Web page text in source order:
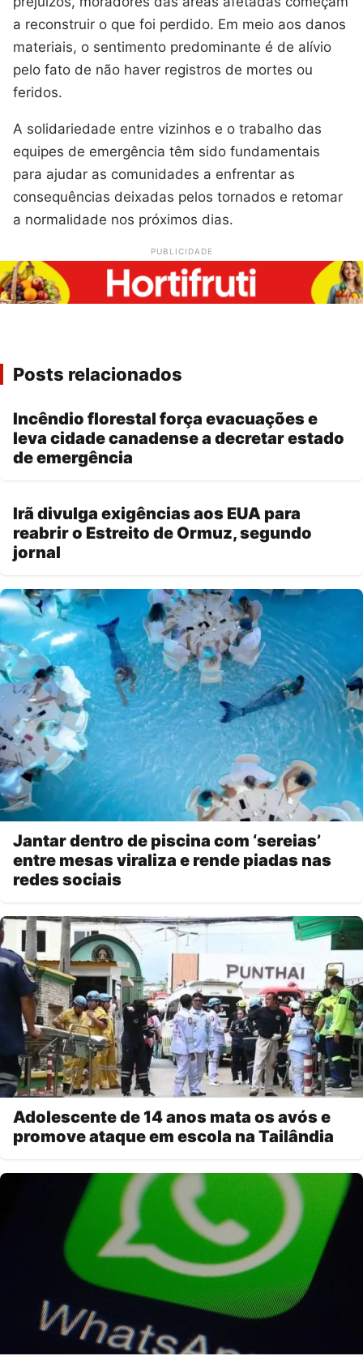
a reconstruir o que foi perdido. Em meio aos danos
materiais, o sentimento predominante é de alívio
pelo fato de não haver registros de mortes ou
feridos.
A solidariedade entre vizinhos e o trabalho das
equipes de emergência têm sido fundamentais
para ajudar as comunidades a enfrentar as
consequências deixadas pelos tornados e retomar
a normalidade nos próximos dias.
PUBLICIDADE
Posts relacionados
Incêndio florestal força evacuações e
leva cidade canadense a decretar estado
de emergência
Irã divulga exigências aos EUA para
reabrir o Estreito de Ormuz, segundo
jornal
Jantar dentro de piscina com ‘sereias’
entre mesas viraliza e rende piadas nas
redes sociais
Adolescente de 14 anos mata os avós e
promove ataque em escola na Tailândia